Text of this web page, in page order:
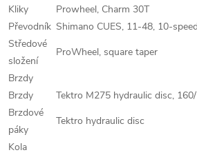
Kliky
Prowheel, Charm 30T
Převodník Shimano CUES, 11-48, 10-speed
Středové
složení
ProWheel, square taper
Brzdy
Brzdy
Tektro M275 hydraulic disc,
Brzdové
páky
Tektro hydraulic disc
Kola